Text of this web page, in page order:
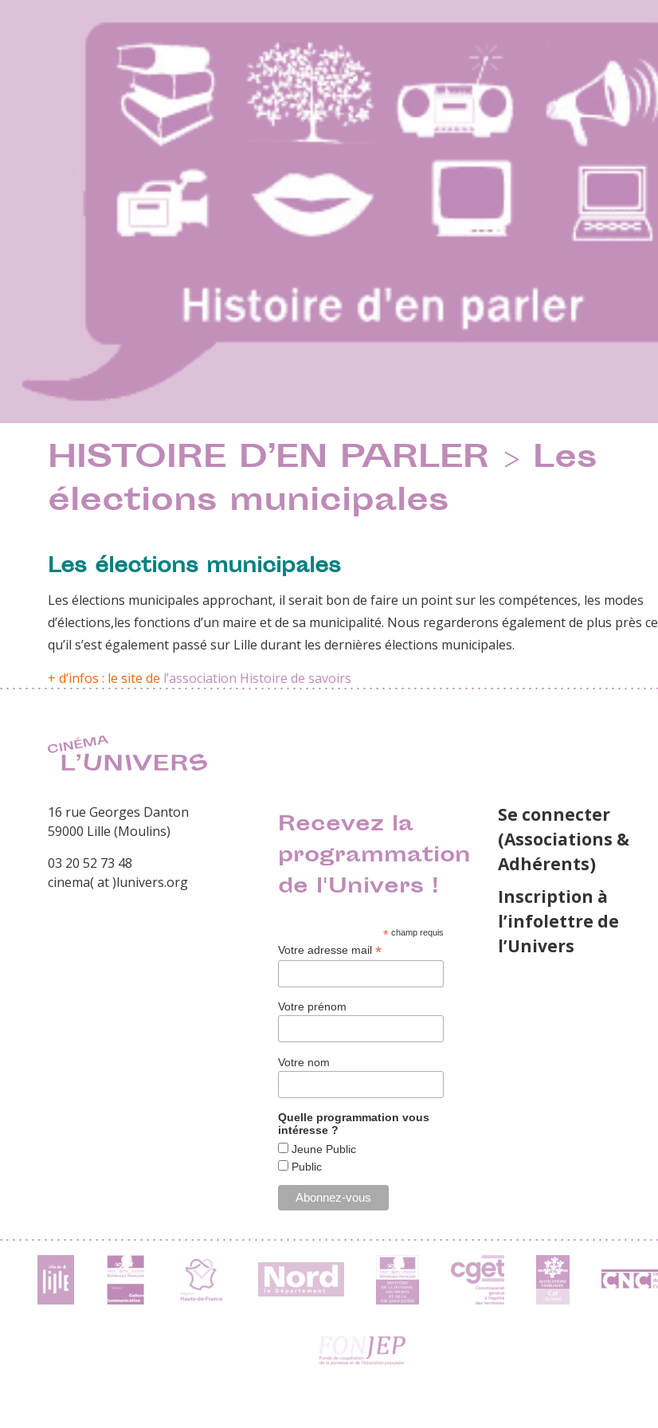
HISTOIRE D’EN PARLER > Les
élections municipales
Les élections municipales
Les élections municipales approchant, il serait bon de faire un point sur les compétences, les modes
d’élections,les fonctions d’un maire et de sa municipalité. Nous regarderons également de plus près ce
qu’il s’est également passé sur Lille durant les dernières élections municipales.
+ d’infos : le site de l’association Histoire de savoirs
16 rue Georges Danton
59000 Lille (Moulins)
03 20 52 73 48
cinema( at )lunivers.org
Recevez la
programmation
de l'Univers !
*champ requis
Votre adresse mail*
Votre prénom
Votre nom
Quelle programmation vous
intéresse ?
Jeune Public
Public
Se connecter
(Associations &
Adhérents)
Inscription à
l’infolettre de
l’Univers